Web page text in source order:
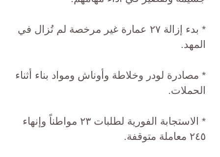
* بدء إزالة ٢٧ عمارة غير مرخصة لم تُزال في
المهد.
* مصادرة لودر وخلاطة وأوناش ومواد بناء أثناء
الحملات.
* الاستجابة الفورية لطلبات ٢٣ مواطناً وإنهاء
٢٤٥ معاملة متوقفة.